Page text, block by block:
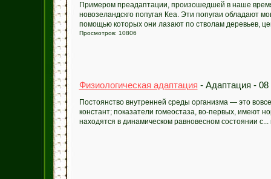
Примером преадаптации, произошедшей в наше
новозеландскго попугая Кеа. Эти попугаи обладают
помощью которых они лазают по стволам деревьев,
Просмотров: 10806
Физиологическая адаптация - Адаптация -
Постоянство внутренней среды организма — это
констант; показатели гомеостаза, во-первых, имеют
находятся в динамическом равновесном состоянии с...